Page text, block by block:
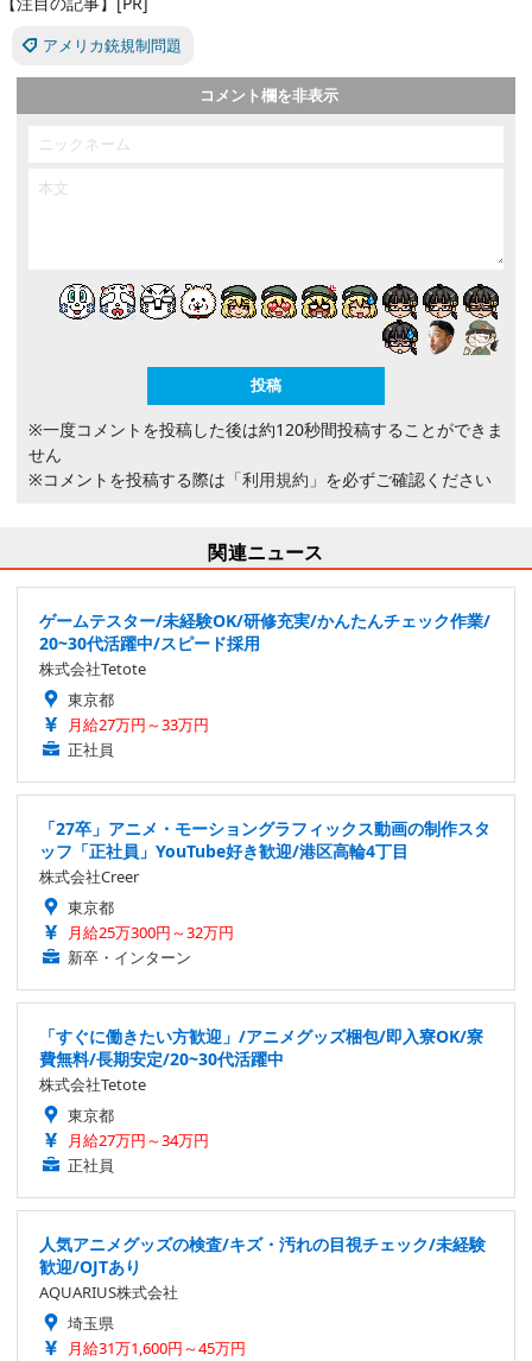
アメリカ銃規制問題
コメント欄を非表示
※一度コメントを投稿した後は約120秒間投稿することができま
せん
※コメントを投稿する際は 「利用規約」 を必ずご確認ください
関連ニュース
ゲームテスター/未経験OK/研修充実/かんたんチェック作業/
20~30代活躍中/スピード採用
株式会社Tetote
東京都
月給27万円～33万円
正社員
「27卒」アニメ・モーショングラフィックス動画の制作スタ
ッフ「正社員」YouTube好き歓迎/港区高輪4丁目
株式会社Creer
東京都
月給25万300円～32万円
新卒・インターン
「すぐに働きたい方歓迎」/アニメグッズ梱包/即入寮OK/寮
費無料/長期安定/20~30代活躍中
株式会社Tetote
東京都
月給27万円～34万円
正社員
人気アニメグッズの検査/キズ・汚れの目視チェック/未経験
歓迎/OJTあり
AQUARIUS株式会社
埼玉県
月給31万1,600円～45万円